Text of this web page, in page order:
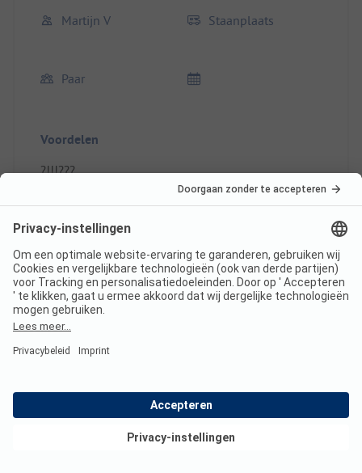
Martijn V Staanplaats
Paar
Voordelen
?!!!???
Standplaats/Huuraccommodatie: ?!!!??
Met de caravan paar
birkelt
Bekijk deals